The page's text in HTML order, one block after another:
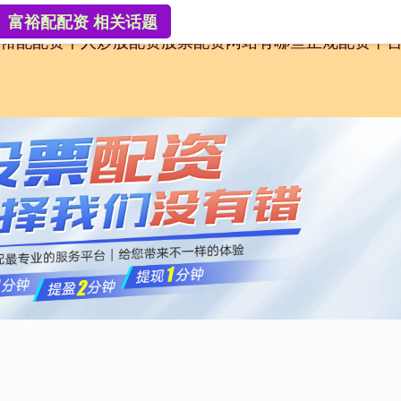
配配资个人炒股配资股票配资网站有哪些正规配资平
富裕配配资 相关话题